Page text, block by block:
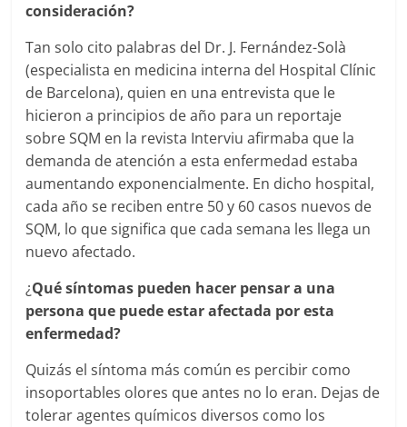
consideración?
Tan solo cito palabras del Dr. J. Fernández-Solà
(especialista en medicina interna del Hospital Clínic
de Barcelona), quien en una entrevista que le
hicieron a principios de año para un reportaje
sobre SQM en la revista Interviu afirmaba que la
demanda de atención a esta enfermedad estaba
aumentando exponencialmente. En dicho hospital,
cada año se reciben entre 50 y 60 casos nuevos de
SQM, lo que significa que cada semana les llega un
nuevo afectado.
¿Qué síntomas pueden hacer pensar a una
persona que puede estar afectada por esta
enfermedad?
Quizás el síntoma más común es percibir como
insoportables olores que antes no lo eran. Dejas de
tolerar agentes químicos diversos como los